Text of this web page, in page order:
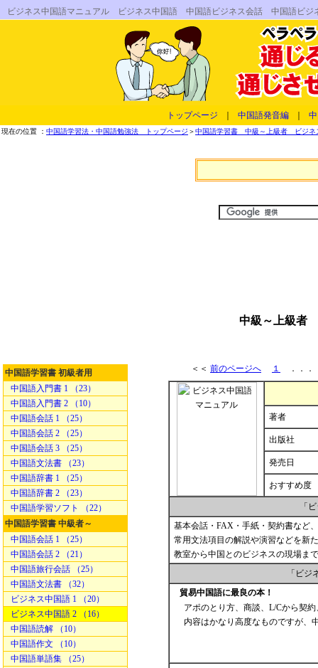
ビジネス中国語マニュアル ビジネス中国語 中国語ビジネス会話 中国語ビ
トップページ 中国語発音編
現在の位置 ： 中国語学習法・中国語勉強法 トップページ ＞中国語学習書 中級～上級者 ビジネ
中級～上級者
中国語学習書 初級者用
中国語入門書 1 （23）
中国語入門書 2 （10）
中国語会話 1 （25）
中国語会話 2 （25）
中国語会話 3 （25）
中国語文法書 （23）
中国語辞書 1 （25）
中国語辞書 2 （23）
中国語学習ソフト （22）
中国語学習書 中級者～
中国語会話 1 （25）
中国語会話 2 （21）
中国語旅行会話 （25）
中国語文法書 （32）
ビジネス中国語 1 （20）
ビジネス中国語 2 （16）
中国語読解 （10）
中国語作文 （10）
中国語単語集 （25）
＜＜ 前のページへ １ ．．
著者
出版社
発売日
おすすめ度
「
基本会話・FAX・手紙・契約書など
常用文法項目の解説や演習などを新
教室から中国とのビジネスの現場ま
「ビ
貿易中国語に最良の本！
アポのとり方、商談、L/Cから契
内容はかなり高度なものですが、